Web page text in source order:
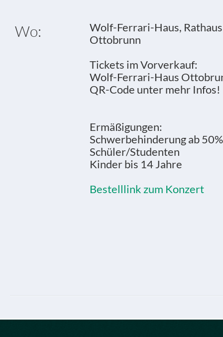
Wo:
Wolf-Ferrari-Haus,
Ottobrunn
Tickets im Vorverkauf:
Wolf-Ferrari-Haus
QR-Code unter mehr Infos!
Ermäßigungen:
Schwerbehinderung ab 50%
Schüler/Studenten
Kinder bis 14 Jahre
Bestelllink zum Konzert